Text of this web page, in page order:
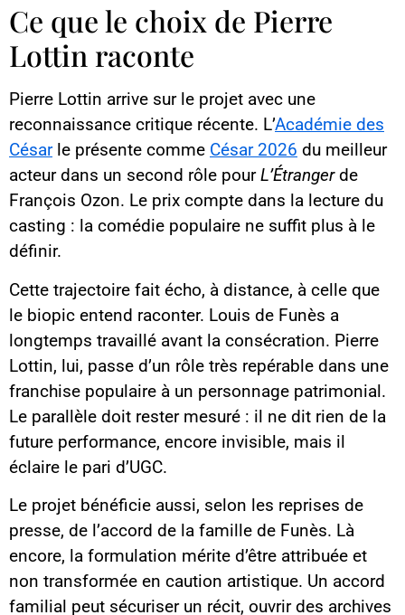
Ce que le choix de Pierre
Lottin raconte
Pierre Lottin arrive sur le projet avec une
reconnaissance critique récente. L’Académie des
Césarle présente comme César 2026 du meilleur
acteur dans un second rôle pourL’Étrangerde
François Ozon. Le prix compte dans la lecture du
casting : la comédie populaire ne suffit plus à le
définir.
Cette trajectoire fait écho, à distance, à celle que
le biopic entend raconter. Louis de Funès a
longtemps travaillé avant la consécration. Pierre
Lottin, lui, passe d’un rôle très repérable dans une
franchise populaire à un personnage patrimonial.
Le parallèle doit rester mesuré : il ne dit rien de la
future performance, encore invisible, mais il
éclaire le pari d’UGC.
Le projet bénéficie aussi, selon les reprises de
presse, de l’accord de la famille de Funès. Là
encore, la formulation mérite d’être attribuée et
non transformée en caution artistique. Un accord
familial peut sécuriser un récit, ouvrir des archives